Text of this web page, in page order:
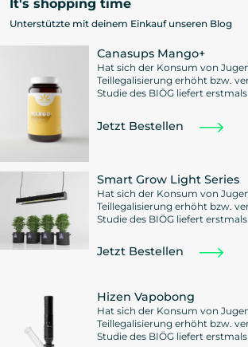
It's shopping time
Unterstützte mit deinem Einkauf unseren Blog
Canasups Mango+
Hat sich der Konsum von
Teillegalisierung erhöht bzw.
Studie des BIÖG liefert
Jetzt Bestellen
Smart Grow Light Series
Hat sich der Konsum von
Teillegalisierung erhöht bzw.
Studie des BIÖG liefert
Jetzt Bestellen
Hizen Vapobong
Hat sich der Konsum von
Teillegalisierung erhöht bzw.
Studie des BIÖG liefert